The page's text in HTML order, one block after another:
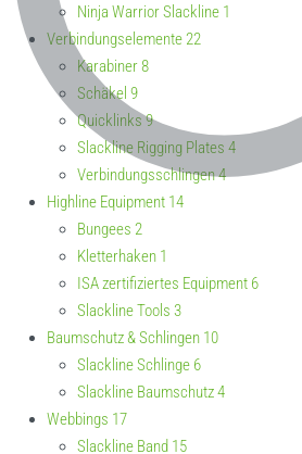
Ninja Warrior Slackline 1
Verbindungselemente22
Karabiner8
Schäkel 9
Quicklinks9
Slackline Rigging Plates 4
Verbindungsschlingen4
Highline Equipment 14
Bungees 2
Kletterhaken 1
ISA zertifiziertes Equipment 6
Slackline Tools 3
Baumschutz & Schlingen 10
Slackline Schlinge 6
Slackline Baumschutz4
Webbings 17
Slackline Band 15